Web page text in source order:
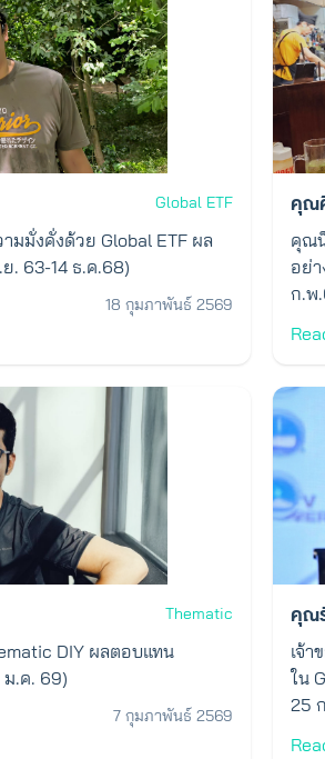
Global ETF
มมั่งคั่งด้วย Global ETF ผล
. 63-14 ธ.ค.68)
18 กุมภาพันธ์ 2569
คุณ
คุณ
อย่า
ก.พ
Thematic
DIY ผลตอบแทน
ม.ค. 69)
7 กุมภาพันธ์ 2569
คุณ
เจ้
ใน
25